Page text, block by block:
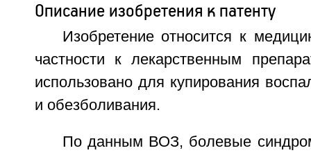
Описание изобретения к патенту
Изобретение относится к
частности к лекарственным
использовано для купирования
и обезболивания.
По данным ВОЗ, болевые